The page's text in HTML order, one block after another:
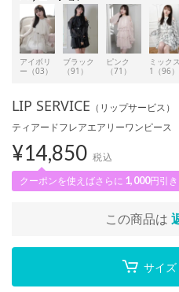
アイボリ
ー（03）
ブラック
（91）
ピンク
（71）
ミックス
1（96）
LIP SERVICE （リップサービス）
ティアードフレアエアリーワンピース
¥14,850 税込
クーポンを使えばさらに 1,000円引き
この商品は
サイズ